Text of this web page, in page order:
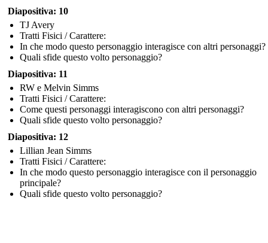
Diapositiva: 10
TJ Avery
Tratti Fisici / Carattere:
In che modo questo personaggio interagisce con altri personaggi?
Quali sfide questo volto personaggio?
Diapositiva: 11
RW e Melvin Simms
Tratti Fisici / Carattere:
Come questi personaggi interagiscono con altri personaggi?
Quali sfide questo volto personaggio?
Diapositiva: 12
Lillian Jean Simms
Tratti Fisici / Carattere:
In che modo questo personaggio interagisce con il personaggio
principale?
Quali sfide questo volto personaggio?